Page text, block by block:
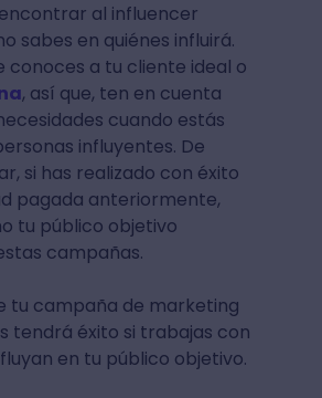
al influencer
sabes en quiénes influirá.
conoces a tu cliente ideal o
, así que, ten en cuenta
cuando estás
influyentes. De
si has realizado con éxito
pagada anteriormente,
tu público objetivo
campañas.
tu campaña de marketing
tendrá éxito si trabajas con
en tu público objetivo.